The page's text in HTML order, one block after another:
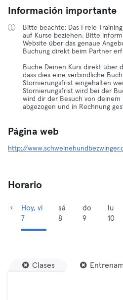
Información importante
Bitte beachte: Das Freie
auf Kurse beziehen. Bitte
Website über das genaue
Buchung direkt beim Partner
Buche Deinen Kurs direkt über
dass dies eine verbindliche
Stornierungsfrist eingehalten
Stornierungsfrist wird bei der
wird dir der Besuch von
abgezogen und in Rechnung
Página web
http://
Horario
Hoy, vi
7
sá
8
do
9
lu
10
Clases